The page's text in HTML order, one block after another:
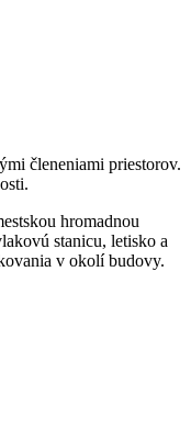
členeniami priestorov.
hromadnou
stanicu, letisko a
v okolí budovy.